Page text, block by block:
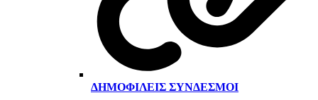
ΔΗΜΟΦΙΛΕΊΣ ΣΎΝΔΕΣΜΟΙ